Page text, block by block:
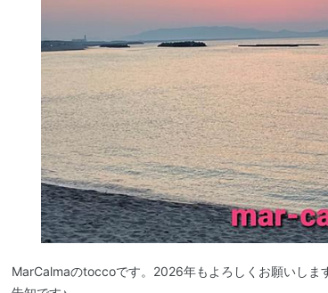
MarCalmaのtoccoです。2026年もよろしくお願いしま